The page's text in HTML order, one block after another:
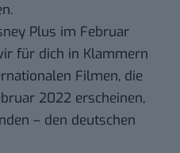
Plus im Februar
für dich in Klammern
Filmen, die
2022 erscheinen,
– den deutschen